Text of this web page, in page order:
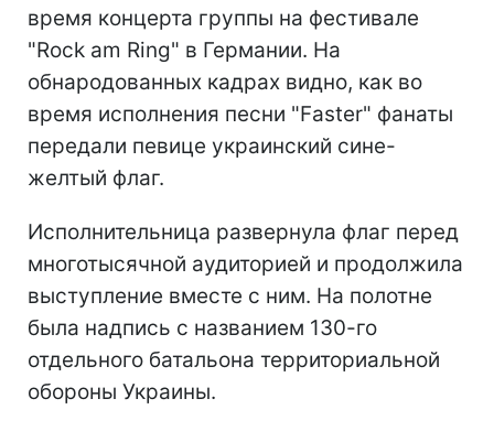
время концерта группы на фестивале
"Rock am Ring" в Германии. На
обнародованных кадрах видно, как во
время исполнения песни "Faster" фанаты
передали певице украинский сине-
желтый флаг.
Исполнительница развернула флаг перед
многотысячной аудиторией и продолжила
выступление вместе с ним. На полотне
была надпись с названием 130-го
отдельного батальона территориальной
обороны Украины.